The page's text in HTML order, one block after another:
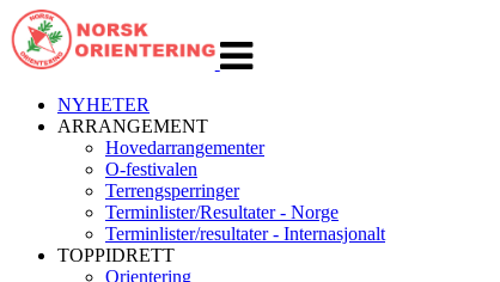
navigasjon
NYHETER
ARRANGEMENT
Hovedarrangementer
O-festivalen
Terrengsperringer
Terminlister/Resultater - Norge
Terminlister/resultater - Internasjonalt
TOPPIDRETT
Orientering